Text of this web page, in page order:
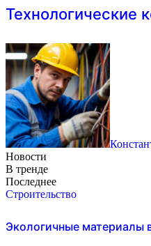
Технологические
Новости
В тренде
Последнее
Строительство
Экологичные материалы